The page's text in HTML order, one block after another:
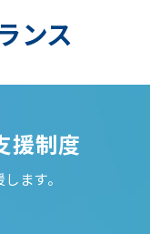
ンス
援制度
ます。